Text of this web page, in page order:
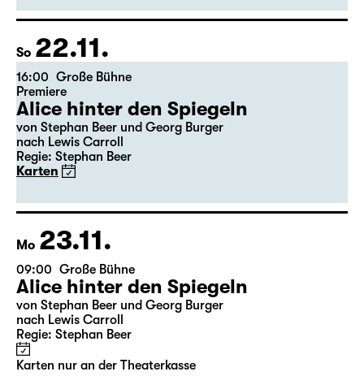
Freddie“
Karten
So 22.11.
16:00
Große Bühne
Premiere
Alice hinter den Spiegeln
nach Lewis Carroll
Regie: Stephan Beer
Karten
Mo 23.11.
09:00 Große Bühne
Alice hinter den Spiegeln
von Stephan Beer und Georg Burger